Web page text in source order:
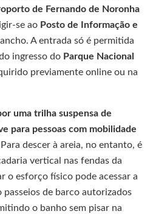
de Fernando de Noronha
se ao Posto de Informação e
A entrada só é permitida
ingresso do Parque Nacional
previamente online ou na
uma trilha suspensa de
para pessoas com mobilidade
Para descer à areia, no entanto, é
vertical nas fendas da
o esforço físico pode acessar a
de barco autorizados
o banho sem pisar na